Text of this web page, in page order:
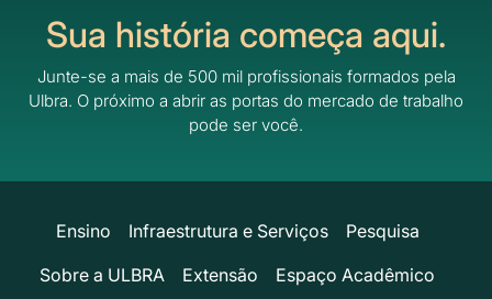
Sua história começa aqui.
Junte-se a mais de 500 mil profissionais formados pela
Ulbra. O próximo a abrir as portas do mercado de trabalho
pode ser você.
Ensino Infraestrutura e Serviços
Pesquisa
Sobre a ULBRA
Extensão
Espaço Acadêmico